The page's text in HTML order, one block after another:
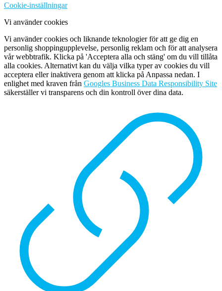
Cookie-inställningar
Vi använder cookies
Vi använder cookies och liknande teknologier för att ge dig en
personlig shoppingupplevelse, personlig reklam och för att analysera
vår webbtrafik. Klicka på 'Acceptera alla och stäng' om du vill tillåta
alla cookies. Alternativt kan du välja vilka typer av cookies du vill
acceptera eller inaktivera genom att klicka på Anpassa nedan. I
enlighet med kraven från Googles Business Data Responsibility Site
säkerställer vi transparens och din kontroll över dina data.